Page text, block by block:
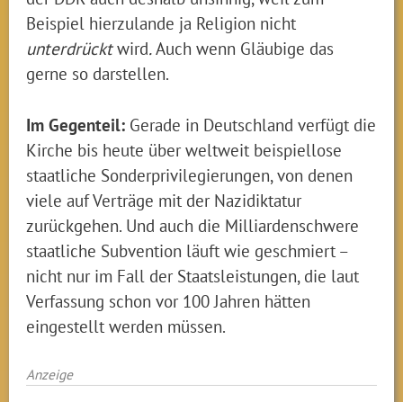
Beispiel hierzulande ja Religion nicht
unterdrücktwird.Auch wenn Gläubige das
gerne so darstellen.
Im Gegenteil: Gerade in Deutschland verfügt die
Kirche bis heute über weltweit beispiellose
staatliche Sonderprivilegierungen, von denen
viele auf Verträge mit der Nazidiktatur
zurückgehen. Und auch die Milliardenschwere
staatliche Subvention läuft wie geschmiert –
nicht nur im Fall der Staatsleistungen, die laut
Verfassung schon vor 100 Jahren hätten
eingestellt werden müssen.
Anzeige